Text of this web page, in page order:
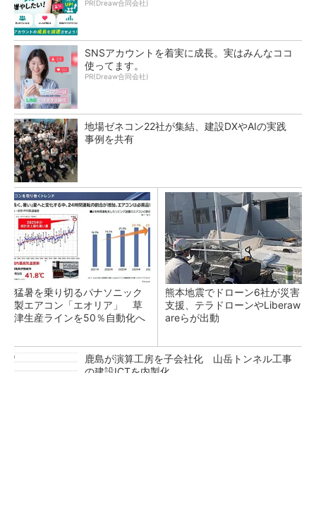
PR(Dreaw合同会社)
SNSアカウントを着実に成長。実はみんなココ
使ってます。
PR(Dreaw合同会社)
地場ゼネコン22社が集結、建設DXやAIの実践
事例を共有
猛暑を乗り切るパナソニック
製エアコン「エオリア」 草
津生産ラインを50％自動化へ
熊本地震でドローン6社が災害
支援、テラドローンやLiberaw
areらが出動
鹿島が演算工房を子会社化 山岳トンネル工事
の建設ICTを内製化